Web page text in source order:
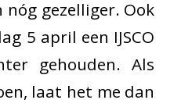
gezelliger. Ook
5 april een IJSCO
gehouden. Als
laat het me dan